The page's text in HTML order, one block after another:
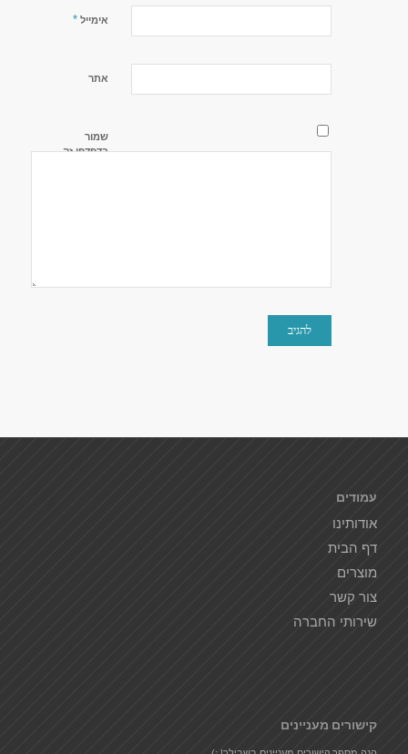
אימייל *
אתר
שמור
בדפדפן זה
עמודים
אודותינו
דף הבית
מוצרים
צור קשר
שירותי החברה
קישורים מעניינים